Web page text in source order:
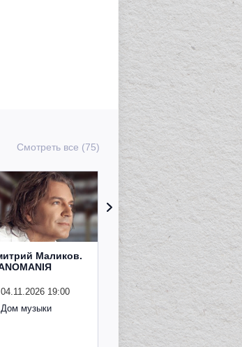
Смотреть все (75)
Маликов.
04.11.2026 19:00
Дом музыки
Рождественский
концерт
Владимира
Спивакова
24.12.2026 19:00
Дом музыки